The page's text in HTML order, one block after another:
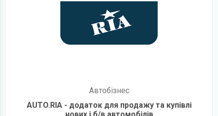
Автобізнес
AUTO.RIA - додаток для продажу та купівлі